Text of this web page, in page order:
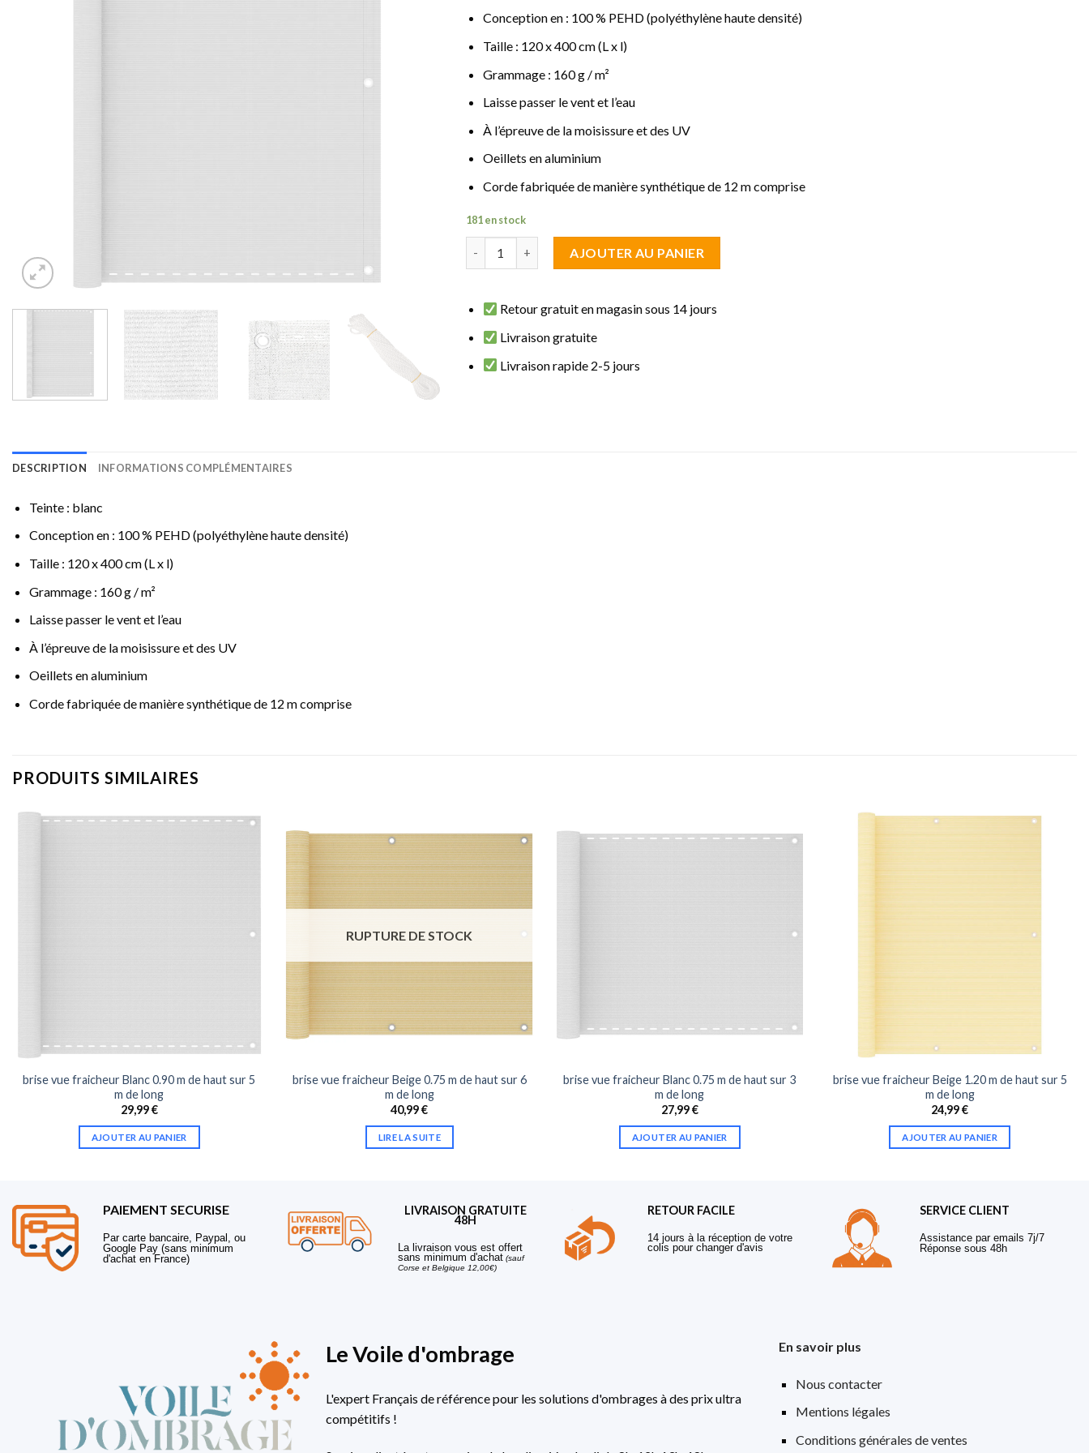
Conception en : 100 % PEHD (polyéthylène haute densité)
Taille : 120 x 400 cm (L x l)
Grammage : 160 g / m²
Laisse passer le vent et l’eau
À l’épreuve de la moisissure et des UV
Oeillets en aluminium
Corde fabriquée de manière synthétique de 12 m comprise
181 en stock
AJOUTER AU PANIER
Retour gratuit en magasin sous 14 jours
Livraison gratuite
Livraison rapide 2-5 jours
DESCRIPTION INFORMATIONS COMPLÉMENTAIRES
Teinte : blanc
Conception en : 100 % PEHD (polyéthylène haute densité)
Taille : 120 x 400 cm (L x l)
Grammage : 160 g / m²
Laisse passer le vent et l’eau
À l’épreuve de la moisissure et des UV
Oeillets en aluminium
Corde fabriquée de manière synthétique de 12 m comprise
PRODUITS SIMILAIRES
brise vue fraicheur Blanc 0.90 m de haut sur 5
m de long
29,99€
AJOUTER AU PANIER
RUPTURE DE STOCK
brise vue fraicheur Beige 0.75 m de haut sur 6
m de long
40,99€
LIRE LA SUITE
brise vue fraicheur Blanc 0.75 m de haut sur 3
m de long
27,99€
AJOUTER AU PANIER
brise vue fraicheur Beige 1.20 m de haut sur 5
m de long
24,99€
AJOUTER AU PANIER
PAIEMENT SECURISE
Par carte bancaire, Paypal, ou
Google Pay (sans minimum
d'achat en France)
LIVRAISON GRATUITE
48H
La livraison vous est offert
sans minimum d'achat (sauf
Corse et Belgique 12,00€)
RETOUR FACILE
14 jours à la réception de votre
colis pour changer d'avis
SERVICE CLIENT
Assistance par emails 7j/7
Réponse sous 48h
Le Voile d'ombrage
L'expert Français de référence pour les solutions d'ombrages à des prix ultra
compétitifs !
En savoir plus
Nous contacter
Mentions légales
Conditions générales de ventes